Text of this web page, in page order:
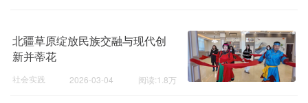
北疆草原绽放民族交融与现代创
新并蒂花
社会实践 2026-03-04 阅读:1.8万